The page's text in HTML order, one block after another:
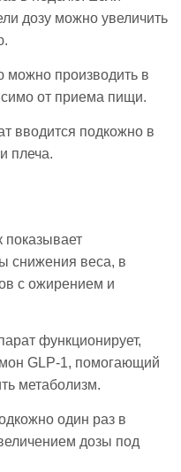
дозу можно увеличить
можно производить в
от приема пищи.
вводится подкожно в
плеча.
показывает
снижения веса, в
с ожирением и
функционирует,
GLP-1, помогающий
метаболизм.
один раз в
дозы под